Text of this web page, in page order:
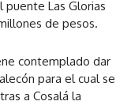
puente Las Glorias
de pesos.
contemplado dar
para el cual se
a Cosalá la